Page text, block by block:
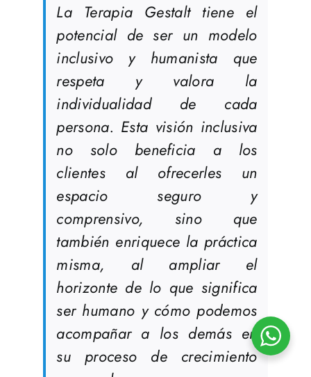
La Terapia Gestalt tiene el
potencial de ser un modelo
inclusivo y humanista que
respeta y valora la
individualidad de cada
persona. Esta visión inclusiva
no solo beneficia a los
clientes al ofrecerles un
espacio seguro y
comprensivo, sino que
también enriquece la práctica
misma, al ampliar el
horizonte de lo que significa
ser humano y cómo podemos
acompañar a los demás en
su proceso de crecimiento